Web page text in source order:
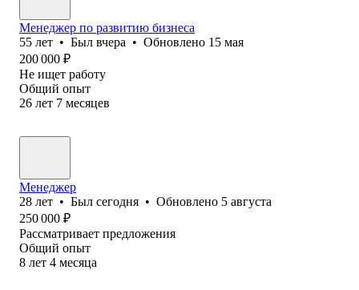
Менеджер по развитию бизнеса
55 лет • Был вчера • Обновлено 15 мая
200 000 ₽
Не ищет работу
Общий опыт
26 лет 7 месяцев
Менеджер
28 лет • Был сегодня • Обновлено 5 августа
250 000 ₽
Рассматривает предложения
Общий опыт
8 лет 4 месяца